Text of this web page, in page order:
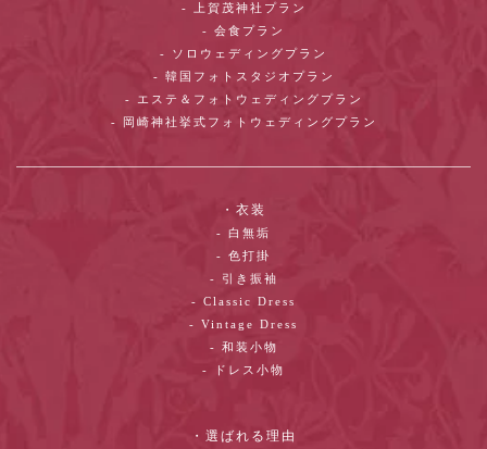
- 上賀茂神社プラン
- 会食プラン
- ソロウェディングプラン
- 韓国フォトスタジオプラン
- エステ＆フォトウェディングプラン
- 岡崎神社挙式フォトウェディングプラン
・衣装
- 白無垢
- 色打掛
- 引き振袖
- Classic Dress
- Vintage Dress
- 和装小物
- ドレス小物
・選ばれる理由